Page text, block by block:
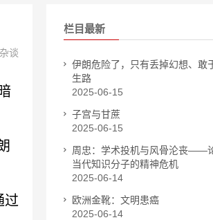
谈
过
栏目最新
伊朗危险了，只有丢掉幻想、敢
生路
2025-06-15
子宫与甘蔗
2025-06-15
周忠：学术投机与风骨沦丧——
当代知识分子的精神危机
2025-06-14
欧洲金靴：文明患癌
2025-06-14